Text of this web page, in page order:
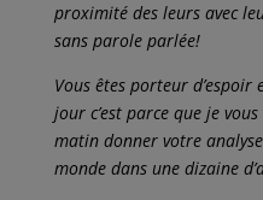
proximité des leurs avec
sans parole parlée!
Vous êtes porteur
jour c’est parce que je
matin donner votre
monde dans une dizaine